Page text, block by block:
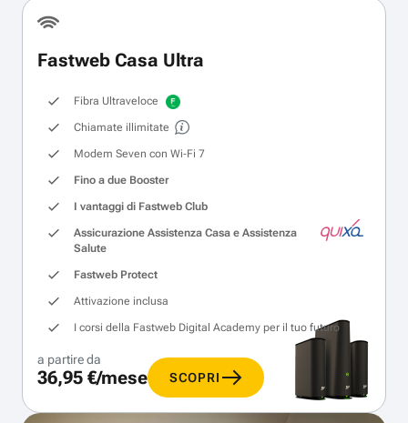
Fastweb Casa Ultra
Fibra Ultraveloce
Chiamate illimitate
Modem Seven con Wi‑Fi 7
Fino a due Booster
I vantaggi di Fastweb Club
Assicurazione Assistenza Casa e Assistenza
Salute
Fastweb Protect
Attivazione inclusa
I corsi della Fastweb Digital Academy per il tuo futuro
a partire da
36,95 €/mese SCOPRI